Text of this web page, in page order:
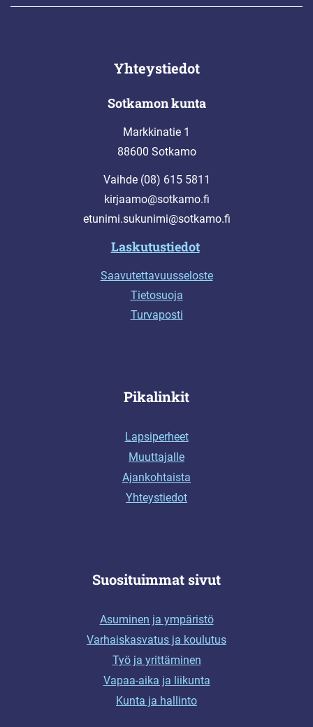
Yhteystiedot
Sotkamon kunta
Markkinatie 1
88600 Sotkamo
Vaihde (08) 615 5811
kirjaamo@sotkamo.fi
etunimi.sukunimi@sotkamo.fi
Laskutustiedot
Saavutettavuusseloste
Tietosuoja
Turvaposti
Pikalinkit
Lapsiperheet
Muuttajalle
Ajankohtaista
Yhteystiedot
Suosituimmat sivut
Asuminen ja ympäristö
Varhaiskasvatus ja koulutus
Työ ja yrittäminen
Vapaa-aika ja liikunta
Kunta ja hallinto